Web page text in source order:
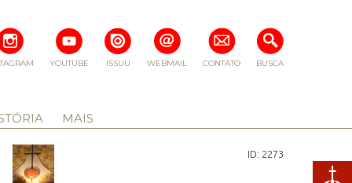
BUSCA
CONTATO
WEBMAIL
ISSUU
YOUTUBE
MAIS
ID: 2273